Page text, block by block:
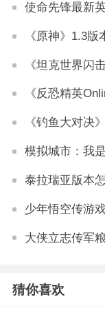
《原神》1.3
泰拉瑞亚版本
猜你喜欢